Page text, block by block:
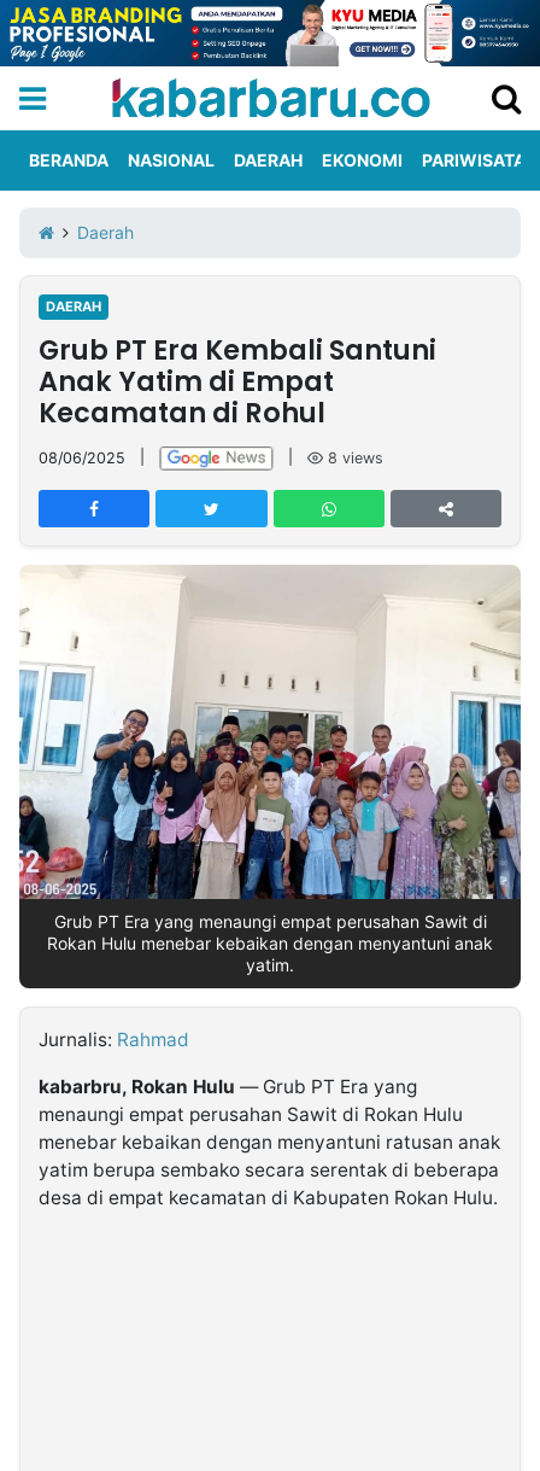
Iklan
Berita
Kami
Nasional
International
Olahraga
Entertainment
Daerah
Pariwisata
Kuliner
Kolom
Network
PT
TREETAN
INDONESIA
Partner
Insight
NTB
Suara
Time
Lens
IDN
Daily
Jogja
Jalan
Rakyat
Idealita
News
Kita
Notice
Dinamikapost.com
Radar
Baru
Seedbacklink
Follow
Kabarbaru
Kabarbaru.co
2026
BERANDA NASIONAL DAERAH EKONOMI PARIWISATA
Daerah
DAERAH
Grub PT Era Kembali Santuni
Anak Yatim di Empat
Kecamatan di Rohul
08/06/2025 8 views
Grub PT Era yang menaungi empat perusahan Sawit di
Rokan Hulu menebar kebaikan dengan menyantuni anak
yatim.
Jurnalis: Rahmad
kabarbru, Rokan Hulu — Grub PT Era yang
menaungi empat perusahan Sawit di Rokan Hulu
menebar kebaikan dengan menyantuni ratusan anak
yatim berupa sembako secara serentak di beberapa
desa di empat kecamatan di Kabupaten Rokan Hulu.